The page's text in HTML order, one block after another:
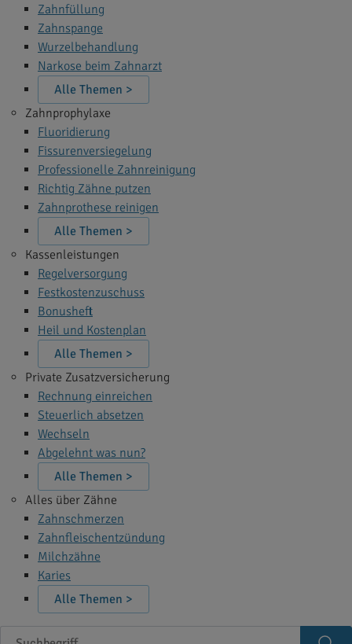
Zahnfüllung
Zahnspange
Wurzelbehandlung
Narkose beim Zahnarzt
Alle Themen >
Zahnprophylaxe
Fluoridierung
Fissurenversiegelung
Professionelle Zahnreinigung
Richtig Zähne putzen
Zahnprothese reinigen
Alle Themen >
Kassenleistungen
Regelversorgung
Festkostenzuschuss
Bonusheft
Heil und Kostenplan
Alle Themen >
Private Zusatzversicherung
Rechnung einreichen
Steuerlich absetzen
Wechseln
Abgelehnt was nun?
Alle Themen >
Alles über Zähne
Zahnschmerzen
Zahnfleischentzündung
Milchzähne
Karies
Alle Themen >
Suchbegriff